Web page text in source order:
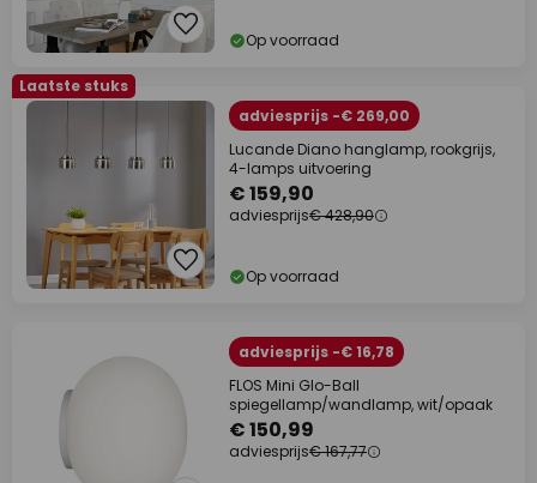
Op voorraad
Laatste stuks
adviesprijs -€ 269,00
Lucande Diano hanglamp, rookgrijs,
4-lamps uitvoering
€ 159,90
adviesprijs€ 428,90
Op voorraad
adviesprijs -€ 16,78
FLOS Mini Glo-Ball
spiegellamp/wandlamp, wit/opaak
€ 150,99
adviesprijs€ 167,77